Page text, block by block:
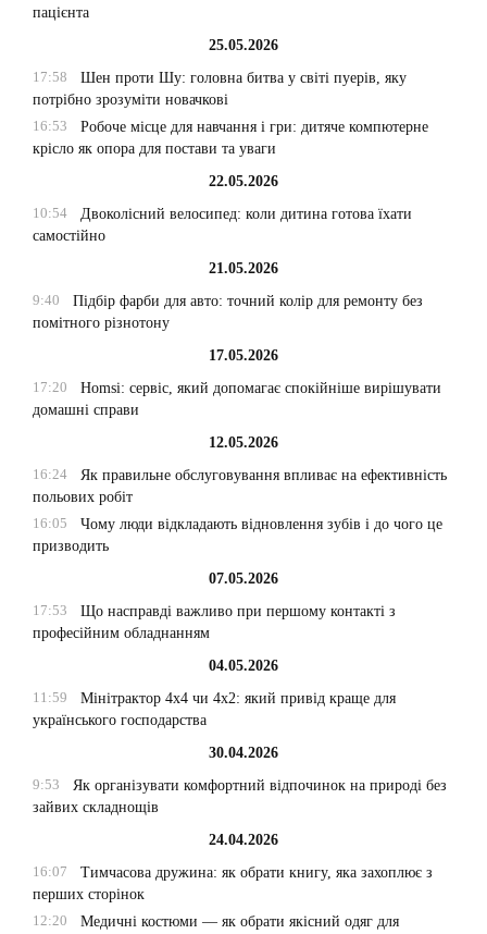
пацієнта
25.05.2026
17:58
Шен проти Шу: головна битва у світі пуерів, яку
потрібно зрозуміти новачкові
16:53
Робоче місце для навчання і гри: дитяче компютерне
крісло як опора для постави та уваги
22.05.2026
10:54
Двоколісний велосипед: коли дитина готова їхати
самостійно
21.05.2026
9:40
Підбір фарби для авто: точний колір для ремонту без
помітного різнотону
17.05.2026
17:20
Homsi: сервіс, який допомагає спокійніше вирішувати
домашні справи
12.05.2026
16:24
Як правильне обслуговування впливає на ефективність
польових робіт
16:05
Чому люди відкладають відновлення зубів і до чого це
призводить
07.05.2026
17:53
Що насправді важливо при першому контакті з
професійним обладнанням
04.05.2026
11:59
Мінітрактор 4х4 чи 4х2: який привід краще для
українського господарства
30.04.2026
9:53
Як організувати комфортний відпочинок на природі без
зайвих складнощів
24.04.2026
16:07
Тимчасова дружина: як обрати книгу, яка захоплює з
перших сторінок
12:20
Медичні костюми — як обрати якісний одяг для